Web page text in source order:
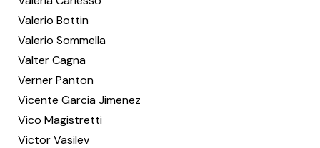
Valerio Bottin
Valerio Sommella
Valter Cagna
Verner Panton
Vicente Garcia Jimenez
Vico Magistretti
Victor Vasilev